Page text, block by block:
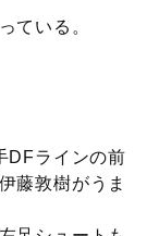
ている。
DFラインの前
藤敦樹がうま